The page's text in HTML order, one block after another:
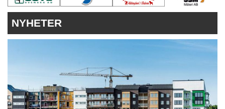
ANNONSERA
NYHETER